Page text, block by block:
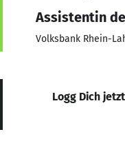
Assistentin
Volksbank Rhein-
Logg Dich